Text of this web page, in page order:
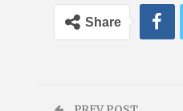
Share